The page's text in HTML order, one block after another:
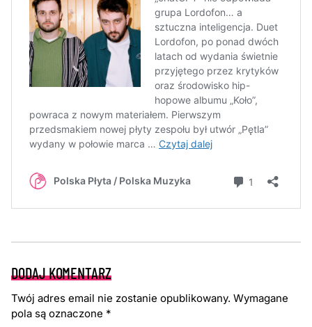
DODAJ KOMENTARZ
Twój adres email nie zostanie opublikowany. Wymagane
pola są oznaczone *